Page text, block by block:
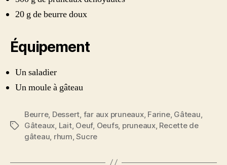
20 g de beurre doux
Équipement
Un saladier
Un moule à gâteau
Étiquettes
Beurre, Dessert, far aux pruneaux, Farine, Gâteau,
Gâteaux, Lait, Oeuf, Oeufs, pruneaux, Recette de
gâteau, rhum,Sucre